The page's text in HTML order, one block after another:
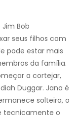
Bob
seus filhos com
pode estar mais
da família.
a cortejar,
Duggar. Jana é
solteira, o
tecnicamente o